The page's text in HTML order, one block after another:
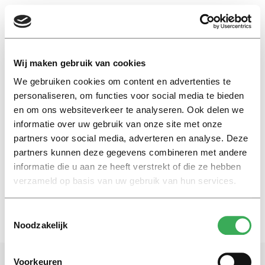
Wij maken gebruik van cookies
We gebruiken cookies om content en advertenties te
personaliseren, om functies voor social media te bieden
en om ons websiteverkeer te analyseren. Ook delen we
informatie over uw gebruik van onze site met onze
partners voor social media, adverteren en analyse. Deze
partners kunnen deze gegevens combineren met andere
informatie die u aan ze heeft verstrekt of die ze hebben
verzameld op basis van uw gebruik van hun services.
Noodzakelijk
Voorkeuren
EN
tentamens in tenten
International
Exams in tents: “Cold and a lot
of noise”
05 november 2020